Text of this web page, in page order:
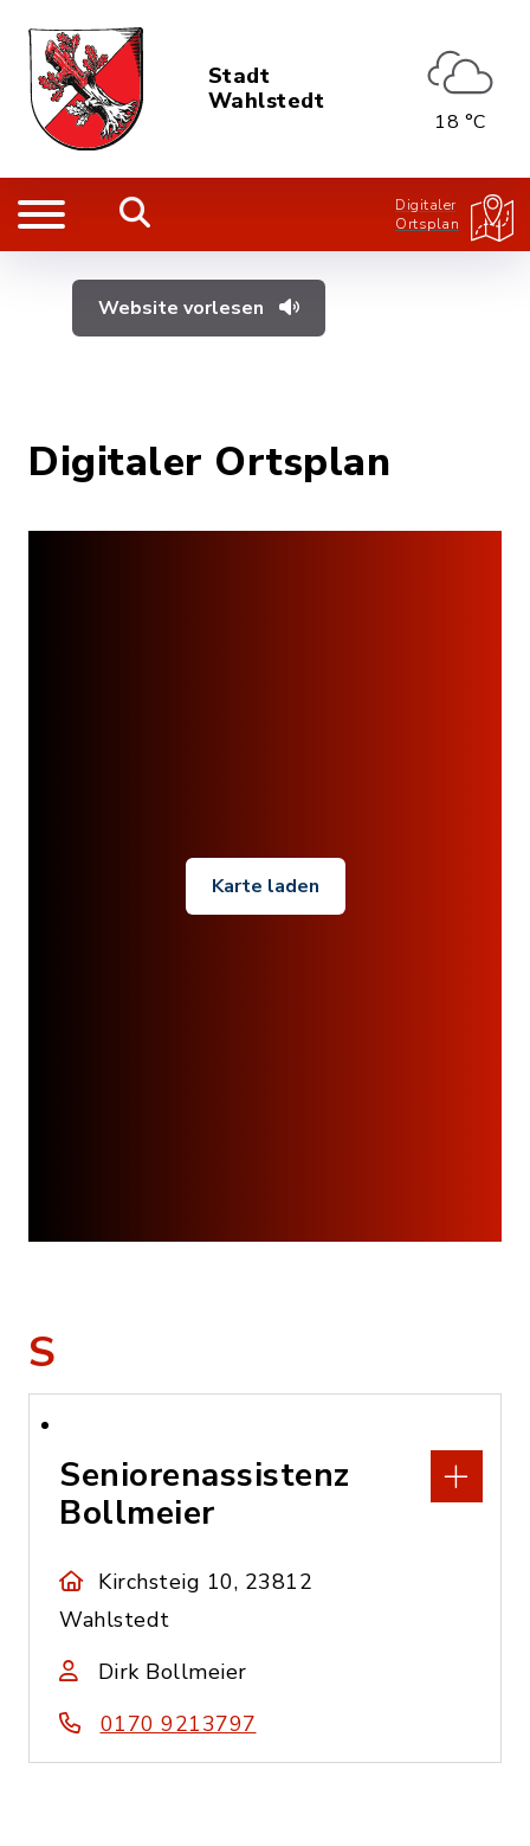
Stadt
Wahlstedt
18 °C
Digitaler
Ortsplan
Website vorlesen
Digitaler Ortsplan
Karte laden
S
Seniorenassistenz
Bollmeier
Kirchsteig 10, 23812
Wahlstedt
Dirk Bollmeier
0170 9213797